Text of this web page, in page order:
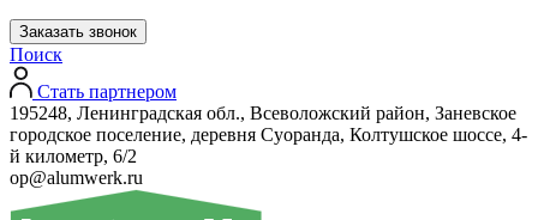
Заказать звонок
Поиск
Стать партнером
195248, Ленинградская обл., Всеволожский район, Заневское
городское поселение, деревня Суоранда, Колтушское шоссе, 4-
й километр, 6/2
op@alumwerk.ru